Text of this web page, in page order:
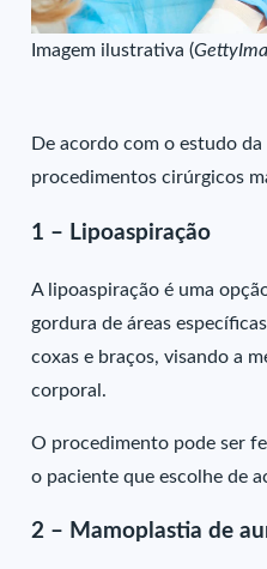
Imagem ilustrativa (
De acordo com o estudo da
procedimentos cirúrgicos
1 – Lipoaspiração
A lipoaspiração é uma
gordura de áreas
coxas e braços, visando a
corporal.
O procedimento pode ser
o paciente que escolhe de
2 – Mamoplastia de